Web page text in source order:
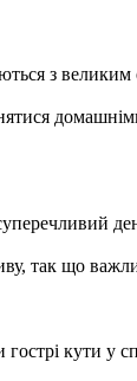
з
так що
кути у